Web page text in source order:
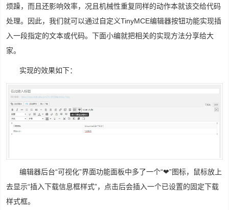
烦躁，而且还影响效率，况且机械性重复同样的动作本就该交给代码
处理。因此，我们就可以通过自定义TinyMCE编辑器按钮功能实现插
入一段指定的文本或代码。下面小编就把相关的实现方法分享给大
家。
实现的效果如下：
编辑器后台“可视化”界面功能面板中多了一个“❤”图标，鼠标放上
去显示“插入下载信息框样式”，点击后会插入一个已设置的固定下载
样式框。